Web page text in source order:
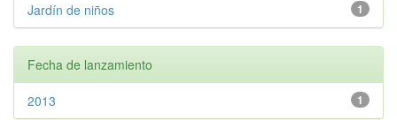
1
Jardín de niños
Fecha de lanzamiento
1
2013